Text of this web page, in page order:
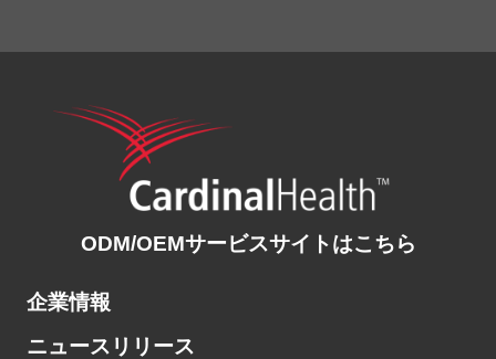
ODM/OEMサービスサイトはこちら
企業情報
ニュースリリース